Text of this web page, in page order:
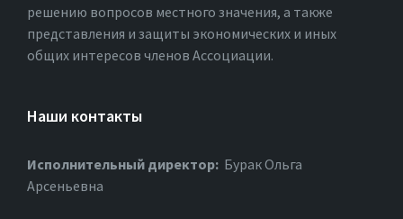
решению вопросов местного значения, а также
представления и защиты экономических и иных
общих интересов членов Ассоциации.
Наши контакты
Исполнительный директор: Бурак Ольга
Арсеньевна